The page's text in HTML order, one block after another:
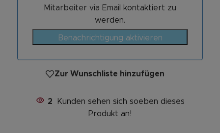
Mitarbeiter via Email kontaktiert zu
werden.
Benachrichtigung aktivieren
Zur Wunschliste hinzufügen
2
Kunden sehen sich soeben dieses
Produkt an!